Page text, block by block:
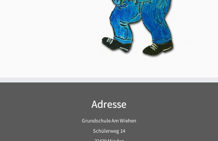
Adresse
Grundschule Am Wiehen
Schülerweg 14